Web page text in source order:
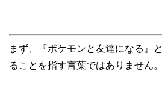
まず、『ポケモンと友達になる』
ることを指す言葉ではありません。